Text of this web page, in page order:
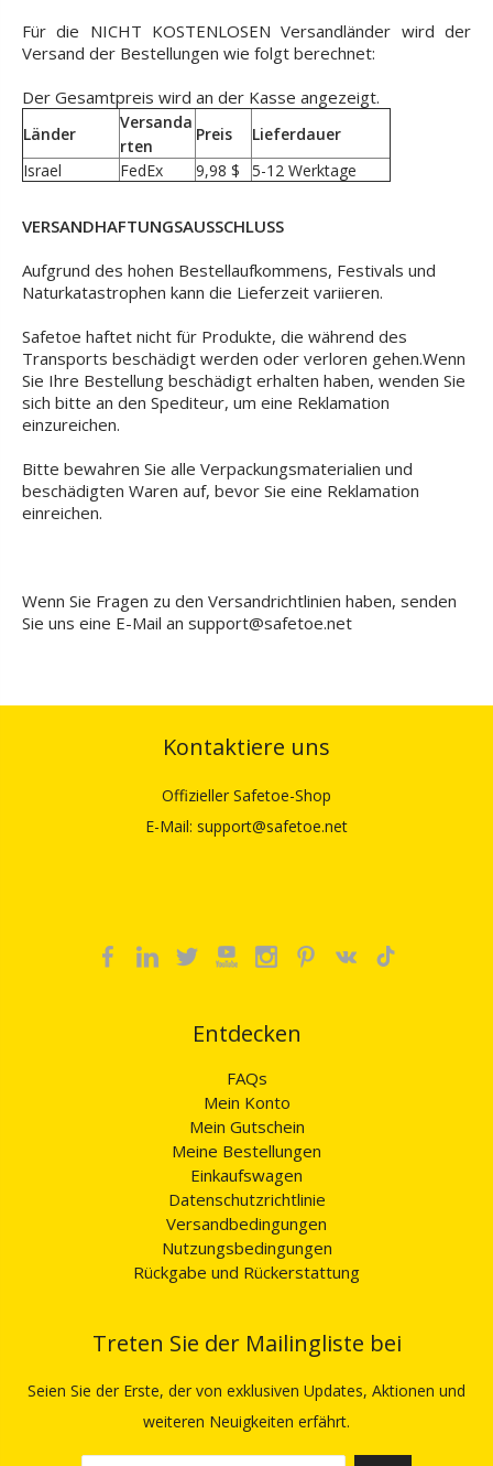
Für die NICHT KOSTENLOSEN Versandländer wird der
Versand der Bestellungen wie folgt berechnet:
Der Gesamtpreis wird an der Kasse angezeigt.
Länder
Versanda
rten
Preis
Lieferdauer
Israel
FedEx 9,98 $ 5-12 Werktage
VERSANDHAFTUNGSAUSSCHLUSS
Aufgrund des hohen Bestellaufkommens, Festivals und
Naturkatastrophen kann die Lieferzeit variieren.
Safetoe haftet nicht für Produkte, die während des
Transports beschädigt werden oder verloren gehen.Wenn
Sie Ihre Bestellung beschädigt erhalten haben, wenden Sie
sich bitte an den Spediteur, um eine Reklamation
einzureichen.
Bitte bewahren Sie alle Verpackungsmaterialien und
beschädigten Waren auf, bevor Sie eine Reklamation
einreichen.
Wenn Sie Fragen zu den Versandrichtlinien haben, senden
Sie uns eine E-Mail an support@safetoe.net
Kontaktiere uns
Offizieller Safetoe-Shop
E-Mail: support@safetoe.net
Entdecken
FAQs
Mein Konto
Mein Gutschein
Meine Bestellungen
Einkaufswagen
Datenschutzrichtlinie
Versandbedingungen
Nutzungsbedingungen
Rückgabe und Rückerstattung
Treten Sie der Mailingliste bei
Seien Sie der Erste, der von exklusiven Updates, Aktionen und
weiteren Neuigkeiten erfährt.